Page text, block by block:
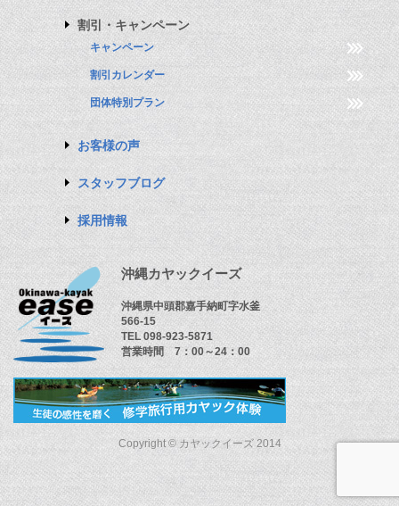
割引・キャンペーン
キャンペーン
割引カレンダー
団体特別プラン
お客様の声
スタッフブログ
採用情報
沖縄カヤックイーズ
沖縄県中頭郡嘉手納町字水釜
566-15
TEL 098-923-5871
営業時間 7：00～24：00
Copyright © カヤックイーズ 2014